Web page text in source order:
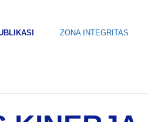
ZONA INTEGRITAS